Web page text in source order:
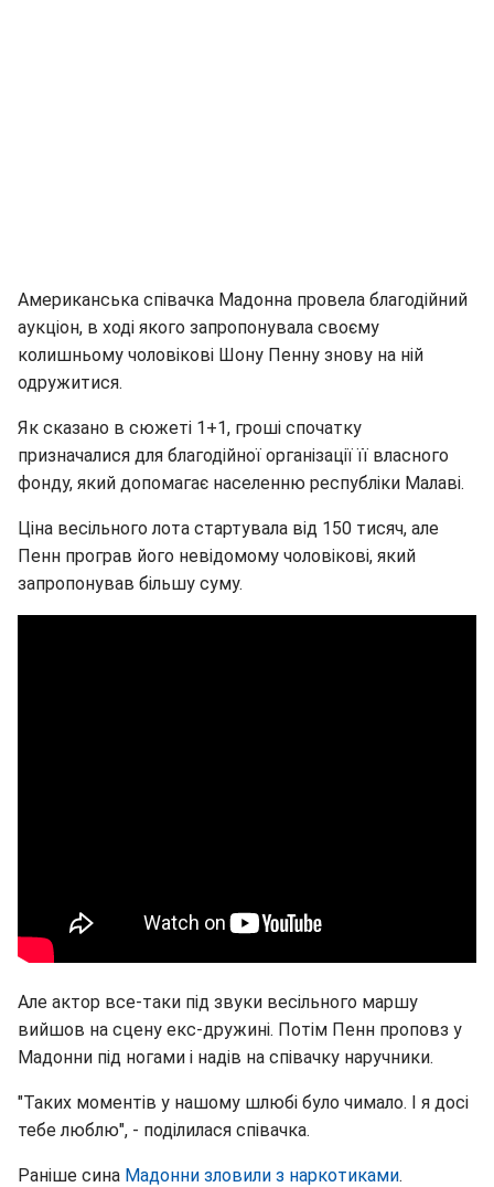
Американська співачка Мадонна провела благодійний
аукціон, в ході якого запропонувала своєму
колишньому чоловікові Шону Пенну знову на ній
одружитися.
Як сказано в сюжеті 1+1, гроші спочатку
призначалися для благодійної організації її власного
фонду, який допомагає населенню республіки Малаві.
Ціна весільного лота стартувала від 150 тисяч, але
Пенн програв його невідомому чоловікові, який
запропонував більшу суму.
Але актор все-таки під звуки весільного маршу
вийшов на сцену екс-дружині. Потім Пенн проповз у
Мадонни під ногами і надів на співачку наручники.
"Таких моментів у нашому шлюбі було чимало. І я досі
тебе люблю", - поділилася співачка.
Раніше сина Мадонни зловили з наркотиками.